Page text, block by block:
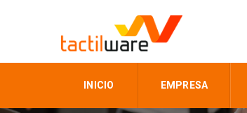
INICIO EMPRESA